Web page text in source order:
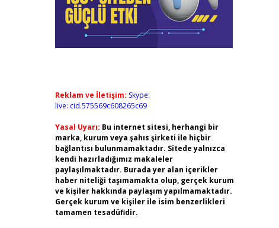
Reklam ve İletişim: Skype:
live:.cid.575569c608265c69
Yasal Uyarı: Bu internet sitesi, herhangi bir
marka, kurum veya şahıs şirketi ile hiçbir
bağlantısı bulunmamaktadır. Sitede yalnızca
kendi hazırladığımız makaleler
paylaşılmaktadır. Burada yer alan içerikler
haber niteliği taşımamakta olup, gerçek kurum
ve kişiler hakkında paylaşım yapılmamaktadır.
Gerçek kurum ve kişiler ile isim benzerlikleri
tamamen tesadüfidir.